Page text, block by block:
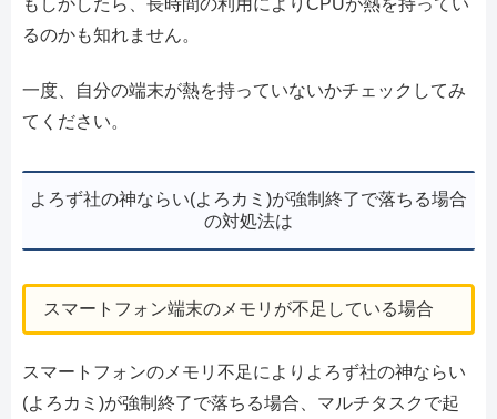
もしかしたら、長時間の利用によりCPUが熱を持ってい
るのかも知れません。
一度、自分の端末が熱を持っていないかチェックしてみ
てください。
よろず社の神ならい(よろカミ)が強制終了で落ちる場合
の対処法は
スマートフォン端末のメモリが不足している場合
スマートフォンのメモリ不足によりよろず社の神ならい
(よろカミ)が強制終了で落ちる場合、マルチタスクで起